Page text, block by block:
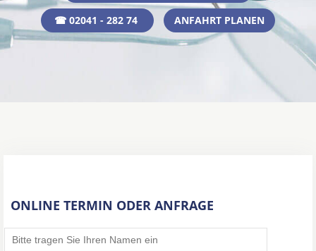
☎ 02041 - 282 74 ANFAHRT PLANEN
ONLINE TERMIN ODER ANFRAGE